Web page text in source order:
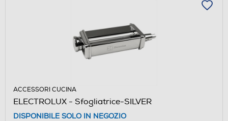
ACCESSORI CUCINA
ELECTROLUX - Sfogliatrice-SILVER
DISPONIBILE SOLO IN NEGOZIO